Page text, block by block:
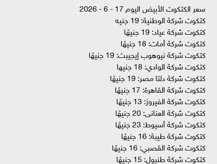
سعر الكتكوت الأبيض اليوم 17 - 6 - 2026
كتكوت شركة الوطنية: 19 جنيه
كتكوت شركة عياد: 19 جنيهًا
كتكوت شركة أمات: 18 جنيهًا
كتكوت شركة نيوهوب إيجيبت: 19 جنيهًا
كتكوت شركة الوادي: 18 جنيها
كتكوت شركة دلتا مصر: 19 جنيهًا
كتكوت شركة القاهرة: 17 جنيهًا
كتكوت شركة الفيروز: 13 جنيهًا
كتكوت شركة العنانى: 20 جنيهًا
كتكوت شركة أسيوط: 23 جنيهًا
كتكوت شركة طيبة: 16 جنيهًا
كتكوت شركة القصبي: 16 جنيهًا
كتكوت شركة طنبول: 15 جنيهًا